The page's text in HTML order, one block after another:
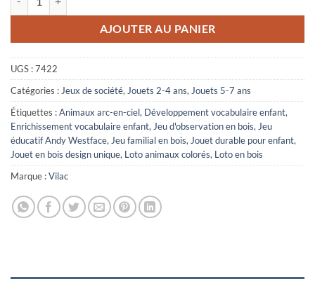
AJOUTER AU PANIER
UGS :7422
Catégories : Jeux de société, Jouets 2-4 ans, Jouets 5-7 ans
Étiquettes :Animaux arc-en-ciel, Développement vocabulaire enfant,
Enrichissement vocabulaire enfant, Jeu d'observation en bois, Jeu
éducatif Andy Westface, Jeu familial en bois, Jouet durable pour enfant,
Jouet en bois design unique, Loto animaux colorés, Loto en bois
Marque :Vilac